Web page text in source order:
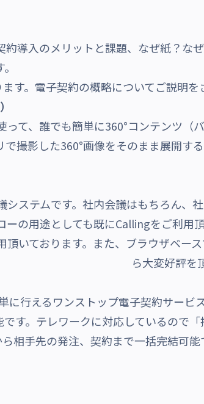
導入のメリットと課題、なぜ紙？な
。電子契約の概略についてご説明を
）
て、誰でも簡単に360°コンテンツ（
撮影した360°画像をそのまま展開す
ステムです。社内会議はもちろん、
の用途としても既にCallingをご利用
いております。また、ブラウザベー
か ら大変好評を頂いて
行えるワンストップ電子契約サービ
す。テレワークに対応しているので
相手先の発注、契約まで一括完結可能